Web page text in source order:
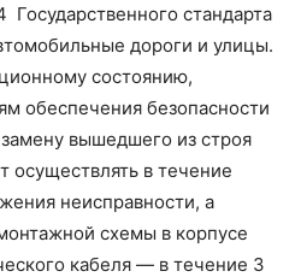
Государственного стандарта
дороги и улицы.
состоянию,
обеспечения безопасности
вышедшего из строя
осуществлять в течение
неисправности, а
схемы в корпусе
кабеля — в течение 3